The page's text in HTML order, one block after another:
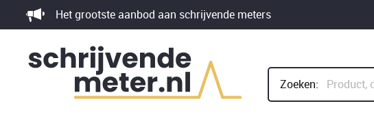
to
Het grootste aanbod aan schrijvende meters
Zoeken: